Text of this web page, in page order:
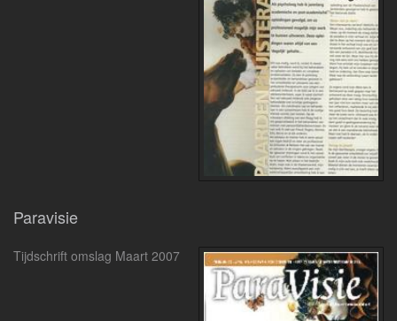
Paravisie
Tijdschrift omslag Maart 2007